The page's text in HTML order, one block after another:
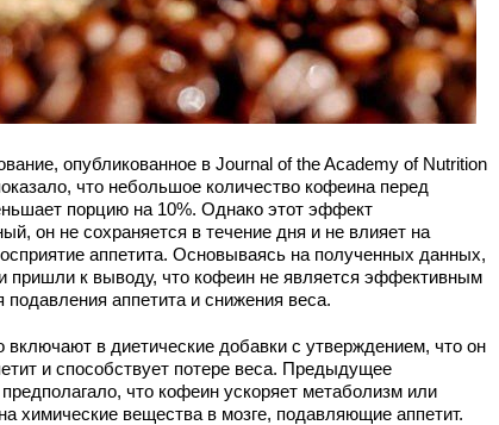
опубликованное в Journal of the Academy of Nutrition
что небольшое количество кофеина перед
порцию на 10%. Однако этот эффект
он не сохраняется в течение дня и не влияет на
аппетита. Основываясь на полученных данных,
пришли к выводу, что кофеин не является эффективным
подавления аппетита и снижения веса.
включают в диетические добавки с утверждением, что он
и способствует потере веса. Предыдущее
что кофеин ускоряет метаболизм или
химические вещества в мозге, подавляющие аппетит.